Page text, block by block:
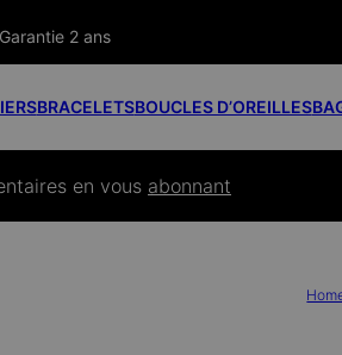
Garantie 2 ans
BRACELETSBOUCLES D’OREILLES
en vous abonnant